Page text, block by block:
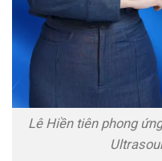
Lê Hiền tiên phong